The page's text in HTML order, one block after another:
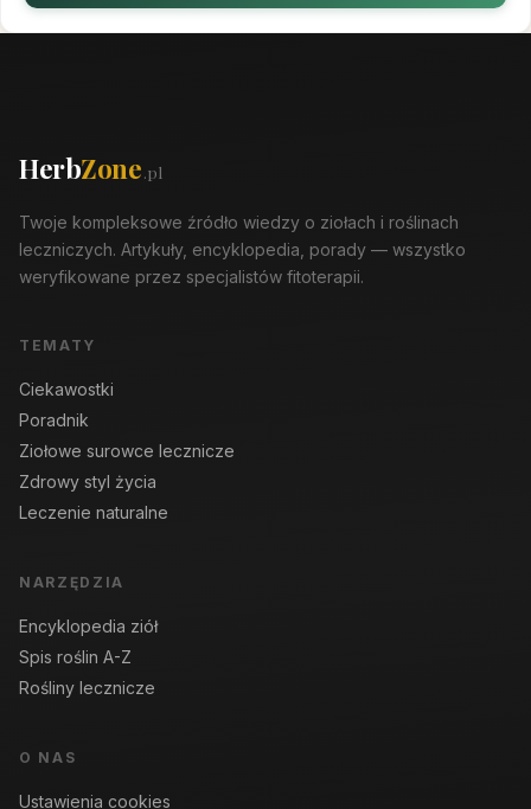
HerbZone.pl
Twoje kompleksowe źródło wiedzy o ziołach i roślinach
leczniczych. Artykuły, encyklopedia, porady — wszystko
weryfikowane przez specjalistów fitoterapii.
TEMATY
Ciekawostki
Poradnik
Ziołowe surowce lecznicze
Zdrowy styl życia
Leczenie naturalne
NARZĘDZIA
Encyklopedia ziół
Spis roślin A-Z
Rośliny lecznicze
O NAS
Ustawienia cookies